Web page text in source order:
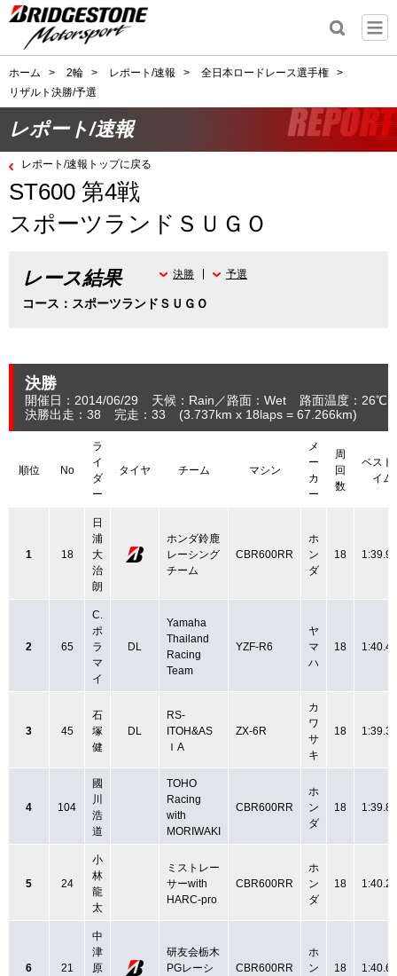
ホーム > 2輪 > レポート/速報 > 全日本ロードレース選手権
>
リザルト決勝/予選
レポート/速報
レポート/速報トップに戻る
ST600 第4戦
スポーツランドＳＵＧＯ
レース結果
コース：スポーツランドＳＵＧＯ
決勝 予選
決勝
開催日：2014/06/29 天候：Rain 路面：Wet
路面温度：
決勝出走：38
完走：33 (3.737km x 18laps = 67.266km)
順位 No
ラ
イ
ダ
ー
タイヤ チーム マシン
メ
ー
カ
ー
周
回
数
ベスト
イム
1 18
日
浦
大
治
朗
ホンダ鈴鹿
レーシング
チーム
CBR600RR
ホ
ン
ダ
18
2 65
C.
ポ
ラ
マ
イ
DL
Yamaha
Thailand
Racing
Team
YZF-R6
ヤ
マ
ハ
18
3 45
石
塚
健
DL
RS-
ITOH&AS
ＩA
ZX-6R
カ
ワ
サ
キ
18
4 104
國
川
浩
道
TOHO
Racing
with
MORIWAKI
CBR600RR
ホ
ン
ダ
18
5 24
小
林
龍
太
ミストレー
サーwith
HARC-pro
CBR600RR
ホ
ン
ダ
18
6 21
中
津
原
研友会栃木
PGレーシ
CBR600RR
ホ
ン
18